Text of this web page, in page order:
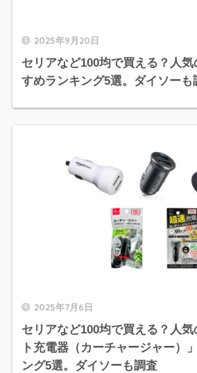
2025年9月20日
セリアなど100均で買える？人
すめランキング5選。ダイソーも
2025年7月6日
セリアなど100均で買える？人
ト充電器（カーチャージャー）
ング5選。ダイソーも調査